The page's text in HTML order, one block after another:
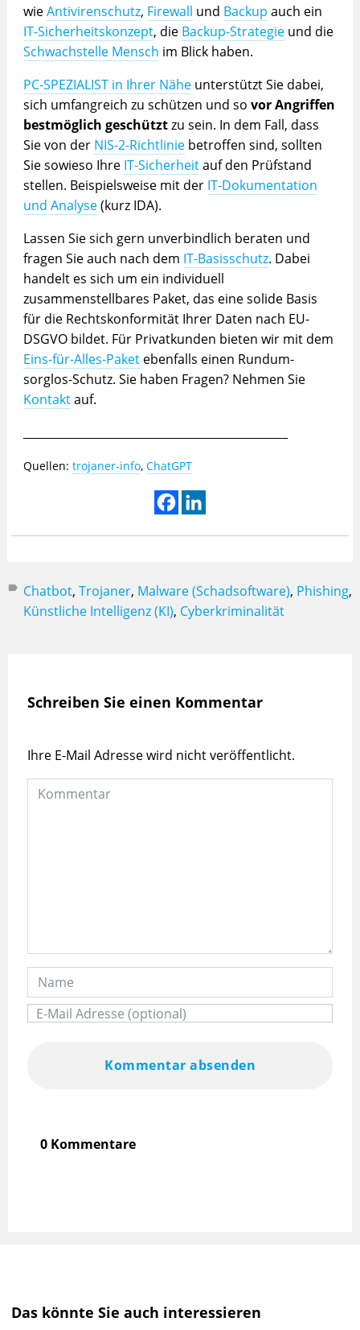
wieAntivirenschutz, Firewall und Backup auch ein
IT-Sicherheitskonzept, die Backup-Strategieund die
Schwachstelle Mensch im Blick haben.
PC-SPEZIALIST in Ihrer Näheunterstützt Sie dabei,
sich umfangreich zu schützen und so vor Angriffen
bestmöglich geschütztzu sein. In dem Fall, dass
Sie von der NIS-2-Richtliniebetroffen sind, sollten
Sie sowieso Ihre IT-Sicherheitauf den Prüfstand
stellen. Beispielsweise mit der IT-Dokumentation
und Analyse(kurz IDA).
Lassen Sie sich gern unverbindlich beraten und
fragen Sie auch nach dem IT-Basisschutz. Dabei
handelt es sich um ein individuell
zusammenstellbares Paket, das eine solide Basis
für die Rechtskonformität Ihrer Daten nach EU-
DSGVO bildet. Für Privatkunden bieten wir mit dem
Eins-für-Alles-Paketebenfalls einen Rundum-
sorglos-Schutz. Sie haben Fragen? Nehmen Sie
Kontaktauf.
Quellen: trojaner-info, ChatGPT
Chatbot, Trojaner, Malware (Schadsoftware), Phishing,
Künstliche Intelligenz (KI), Cyberkriminalität
Schreiben Sie einen Kommentar
Ihre E-Mail Adresse wird nicht veröffentlicht.
Kommentar absenden
0 Kommentare
Das könnte Sie auch interessieren